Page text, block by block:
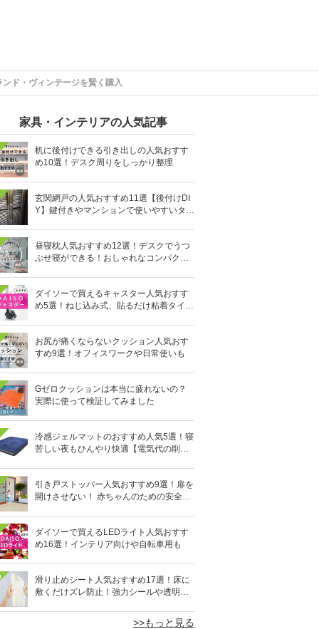
ド・ヴィンテージを賢く購入
家具・インテリアの人気記事
机に後付けできる引き出しの人気おすす
め10選！デスク周りをしっかり整理
玄関網戸の人気おすすめ11選【後付けDI
Y】鍵付きやマンションで使いやすいタイ
昼寝枕人気おすすめ12選！デスクでうつ
ぶせ寝ができる！おしゃれなコンパクト
ダイソーで買えるキャスター人気おすす
め5選！ねじ込み式、貼るだけ粘着タイプ
お尻が痛くならないクッション人気おす
すめ9選！オフィスワークや日常使いも
Gゼロクッションは本当に疲れないの？
実際に使って検証してみました
冷感ジェルマットのおすすめ人気5選！寝
苦しい夜もひんやり快適【電気代の削減
引き戸ストッパー人気おすすめ9選！扉を
開けさせない！ 赤ちゃんのための安全グ
ダイソーで買えるLEDライト人気おすす
め16選！インテリア向けや自転車用も
滑り止めシート人気おすすめ17選！床に
敷くだけズレ防止！強力シールや透明タ
>>もっと見る